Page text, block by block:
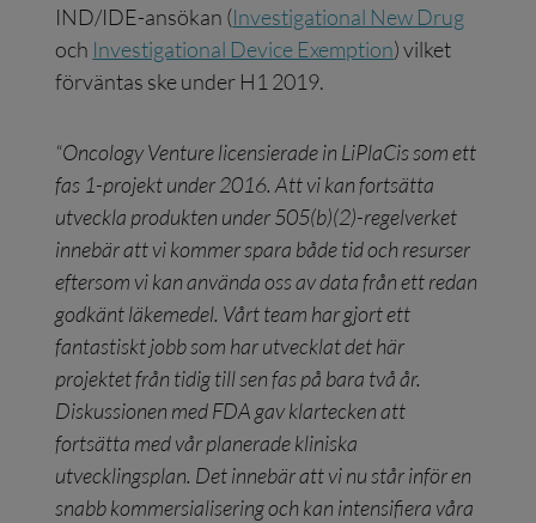
IND/IDE-ansökan (Investigational New Drug
och Investigational Device Exemption) vilket
förväntas ske under H1 2019.
“Oncology Venture licensierade in LiPlaCis som ett
fas 1-projekt under 2016. Att vi kan fortsätta
utveckla produkten under 505(b)(2)-regelverket
innebär att vi kommer spara både tid och resurser
eftersom vi kan använda oss av data från ett redan
godkänt läkemedel. Vårt team har gjort ett
fantastiskt jobb som har utvecklat det här
projektet från tidig till sen fas på bara två år.
Diskussionen med FDA gav klartecken att
fortsätta med vår planerade kliniska
utvecklingsplan. Det innebär att vi nu står inför en
snabb kommersialisering och kan intensifiera våra